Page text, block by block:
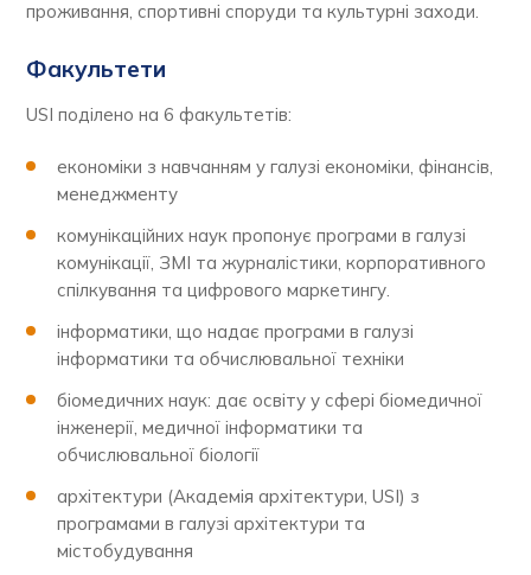
проживання, спортивні споруди та культурні заходи.
Факультети
USI поділено на 6 факультетів:
економіки з навчанням у галузі економіки, фінансів,
менеджменту
комунікаційних наук пропонує програми в галузі
комунікації, ЗМІ та журналістики, корпоративного
спілкування та цифрового маркетингу.
інформатики, що надає програми в галузі
інформатики та обчислювальної техніки
біомедичних наук: дає освіту у сфері біомедичної
інженерії, медичної інформатики та
обчислювальної біології
архітектури (Академія архітектури, USI) з
програмами в галузі архітектури та
містобудування